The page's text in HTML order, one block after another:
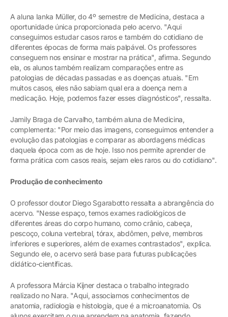
A aluna Ianka Müller, do 4º semestre de Medicina, destaca a
oportunidade única proporcionada pelo acervo. "Aqui
conseguimos estudar casos raros e também do cotidiano de
diferentes épocas de forma mais palpável. Os professores
conseguem nos ensinar e mostrar na prática", afirma. Segundo
ela, os alunos também realizam comparações entre as
patologias de décadas passadas e as doenças atuais. "Em
muitos casos, eles não sabiam qual era a doença nem a
medicação. Hoje, podemos fazer esses diagnósticos", ressalta.
Jamily Braga de Carvalho, também aluna de Medicina,
complementa: "Por meio das imagens, conseguimos entender a
evolução das patologias e comparar as abordagens médicas
daquela época com as de hoje. Isso nos permite aprender de
forma prática com casos reais, sejam eles raros ou do cotidiano".
Produção de conhecimento
O professor doutor Diego Sgarabotto ressalta a abrangência do
acervo. "Nesse espaço, temos exames radiológicos de
diferentes áreas do corpo humano, como crânio, cabeça,
pescoço, coluna vertebral, tórax, abdômen, pelve, membros
inferiores e superiores, além de exames contrastados", explica.
Segundo ele, o acervo será base para futuras publicações
didático-científicas.
A professora Márcia Kijner destaca o trabalho integrado
realizado no Nara. "Aqui, associamos conhecimentos de
anatomia, radiologia e histologia, que é a microanatomia. Os